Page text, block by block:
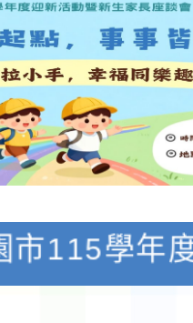
度第1學
課鐘點教
後續甄選)
市115學年
」1份
年度學生